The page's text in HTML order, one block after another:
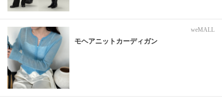
weMALL
モヘアニットカーディガン